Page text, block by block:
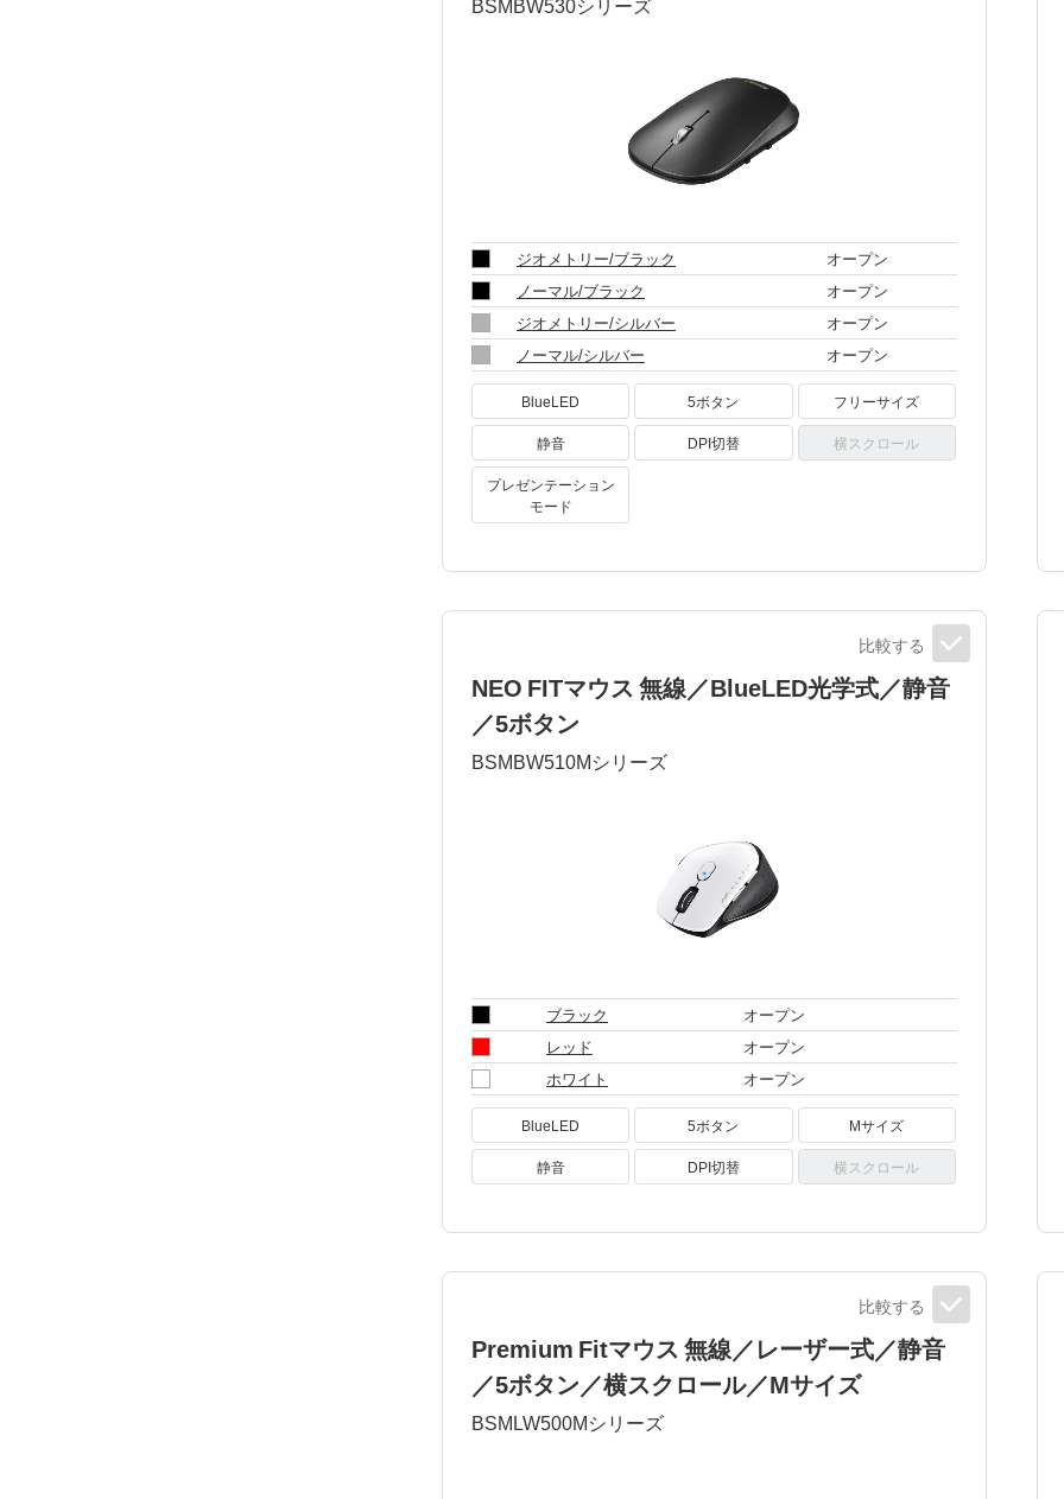
ジオメトリー/ブラック
オープン
ノーマル/ブラック
オープン
ジオメトリー/シルバー
オープン
ノーマル/シルバー
オープン
BlueLED 5ボタン
フリーサイズ
静音
DPI切替
横スクロール
プレゼンテーション
モード
比較する
NEO FITマウス 無線／BlueLED光学式／静音
／5ボタン
BSMBW510Mシリーズ
ブラック
オープン
レッド
オープン
ホワイト
オープン
BlueLED 5ボタン
Mサイズ
静音
DPI切替 横スクロール
比較する
Premium Fitマウス 無線／レーザー式／静音
／5ボタン／横スクロール／Mサイズ
BSMLW500Mシリーズ